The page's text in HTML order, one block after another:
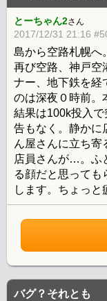
とーちゃん2さん
2017/12/31 21:16
島から空路札幌へ
再び空路、神戸空
ナー、地下鉄を経
のは深夜０時前。
結果は100k投入
告もなく。静かに
ん屋さんに立ち寄
店員さんが…。ふ
る顔だと思っても
します。ちょっと
バグ？それとも